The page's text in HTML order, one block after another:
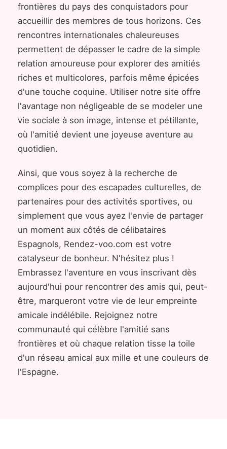
frontières du pays des conquistadors pour
accueillir des membres de tous horizons. Ces
rencontres internationales chaleureuses
permettent de dépasser le cadre de la simple
relation amoureuse pour explorer des amitiés
riches et multicolores, parfois même épicées
d'une touche coquine. Utiliser notre site offre
l'avantage non négligeable de se modeler une
vie sociale à son image, intense et pétillante,
où l'amitié devient une joyeuse aventure au
quotidien.
Ainsi, que vous soyez à la recherche de
complices pour des escapades culturelles, de
partenaires pour des activités sportives, ou
simplement que vous ayez l'envie de partager
un moment aux côtés de célibataires
Espagnols, Rendez-voo.com est votre
catalyseur de bonheur. N'hésitez plus !
Embrassez l'aventure en vous inscrivant dès
aujourd'hui pour rencontrer des amis qui, peut-
être, marqueront votre vie de leur empreinte
amicale indélébile. Rejoignez notre
communauté qui célèbre l'amitié sans
frontières et où chaque relation tisse la toile
d'un réseau amical aux mille et une couleurs de
l'Espagne.